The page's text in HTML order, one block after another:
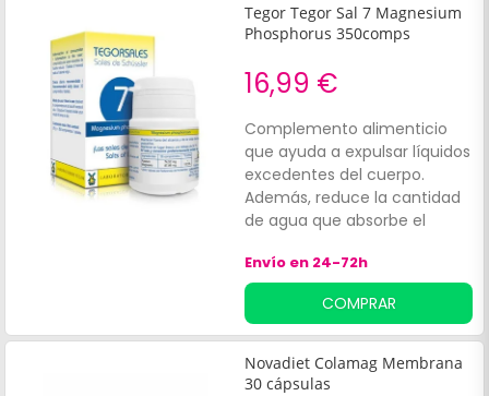
Tegor Tegor Sal 7 Magnesium
Phosphorus 350comps
16,99 €
Complemento alimenticio
que ayuda a expulsar líquidos
excedentes del cuerpo.
Además, reduce la cantidad
de agua que absorbe el
como un purificador o
desintoxicador indirecto. La
nº7 alivia los calambres y
dolores, puesto que
disminuye la actividad en los
nervios y músculos. Formato
Envío en 24-72h
COMPRAR
Novadiet Colamag Membrana
30 cápsulas